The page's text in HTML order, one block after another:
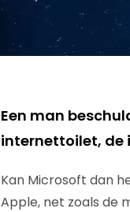
Een man
internettoilet, de
Kan Microsoft dan
Apple, net zoals de